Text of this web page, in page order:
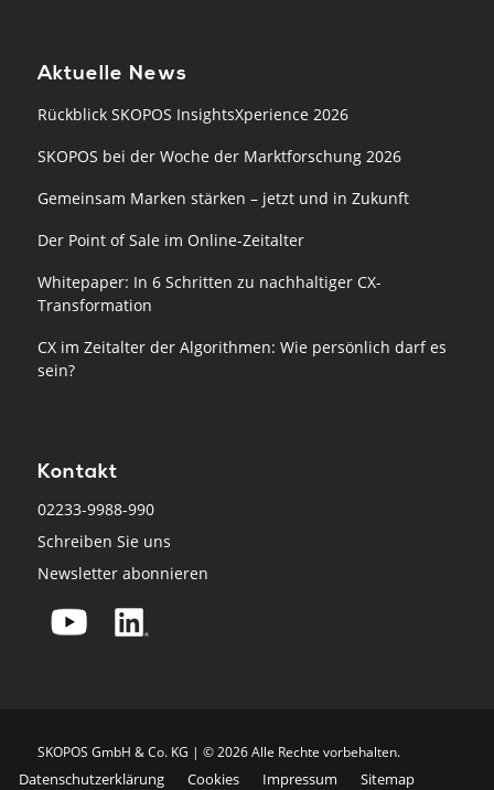
Aktuelle News
Rückblick SKOPOS InsightsXperience 2026
SKOPOS bei der Woche der Marktforschung 2026
Gemeinsam Marken stärken – jetzt und in Zukunft
Der Point of Sale im Online-Zeitalter
Whitepaper: In 6 Schritten zu nachhaltiger CX-
Transformation
CX im Zeitalter der Algorithmen: Wie persönlich darf es
sein?
Kontakt
02233-9988-990
Schreiben Sie uns
Newsletter abonnieren
SKO­POS GmbH & Co. KG | © 2026 Alle Rech­te vor­be­hal­ten.
Datenschutzerklärung Cookies Impressum Sitemap